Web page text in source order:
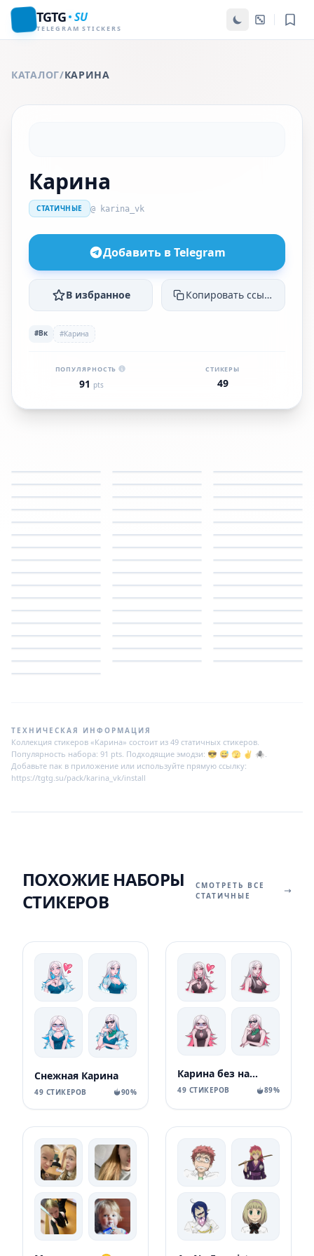
TGTG SU
TELEGRAM STICKERS
КАТАЛОГ/КАРИНА
Карина
СТАТИЧНЫЕ @ karina_vk
Добавить в Telegram
В избранное Копировать ссылку
#Вк #Карина
ПОПУЛЯРНОСТЬ
91 pts
СТИКЕРЫ
49
ТЕХНИЧЕСКАЯ ИНФОРМАЦИЯ
Коллекция стикеров «Карина» состоит из 49 статичных стикеров.
Популярность набора: 91 pts. Подходящие эмодзи: 😎 😅 🫣 ✌️ 🕷.
Добавьте пак в приложение или используйте прямую ссылку:
https://tgtg.su/pack/karina_vk/install
ПОХОЖИЕ НАБОРЫ
СТИКЕРОВ
СМОТРЕТЬ ВСЕ
СТАТИЧНЫЕ
Снежная Карина
49 СТИКЕРОВ 90%
Карина без надписей
49 СТИКЕРОВ 89%